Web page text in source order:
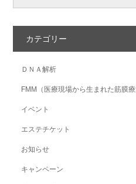
カテゴリー
ＤＮＡ解析
FMM（医療現場から生まれた筋膜療
イベント
エステチケット
お知らせ
キャンペーン